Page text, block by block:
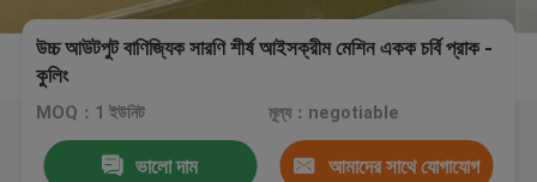
উচ্চ আউটপুট বাণিজ্যিক সারণি শীর্ষ আইসক্রীম মেশিন একক চর্বি প্রাক -
কুলিং
MOQ：1 ইউনিট মূল্য：negotiable
ভালো দাম আমাদের সাথে যোগাযোগ